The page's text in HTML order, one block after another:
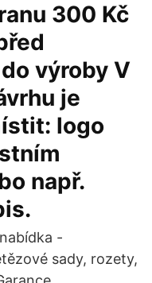
300 Kč
výroby V
je
logo
např.
-
sady, rozety,